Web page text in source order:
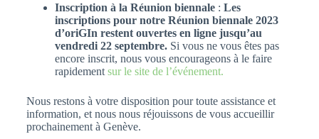
Inscription à la Réunion biennale: Les
inscriptions pour notre Réunion biennale 2023
d’oriGIn restent ouvertes en ligne jusqu’au
vendredi 22 septembre. Si vous ne vous êtes pas
encore inscrit, nous vous encourageons à le faire
rapidement sur le site de l’événement.
Nous restons à votre disposition pour toute assistance et
information, et nous nous réjouissons de vous accueillir
prochainement à Genève.